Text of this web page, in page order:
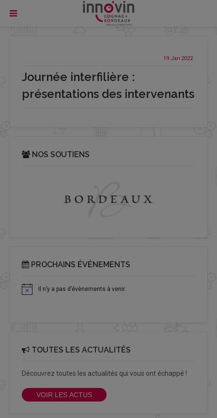
19 Jan 2022
Journée interfilière :
présentations des intervenants
NOS SOUTIENS
PROCHAINS ÉVÉNEMENTS
Notice Il n’y a pas d’évènements à venir.
TOUTES LES ACTUALITÉS
Découvrez toutes les actualités qui vous ont échappé !
VOIR LES ACTUS